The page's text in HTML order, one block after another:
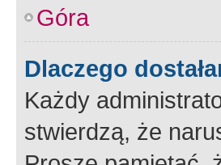
Góra
Dlaczego
Każdy
stwierdzą, że